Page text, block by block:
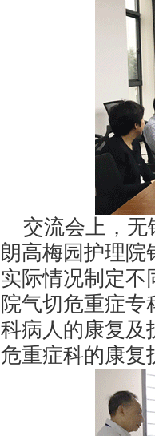
交流会上，无
朗高梅园护理院
实际情况制定不
院气切危重症
科病人的康复及
危重症科的康复